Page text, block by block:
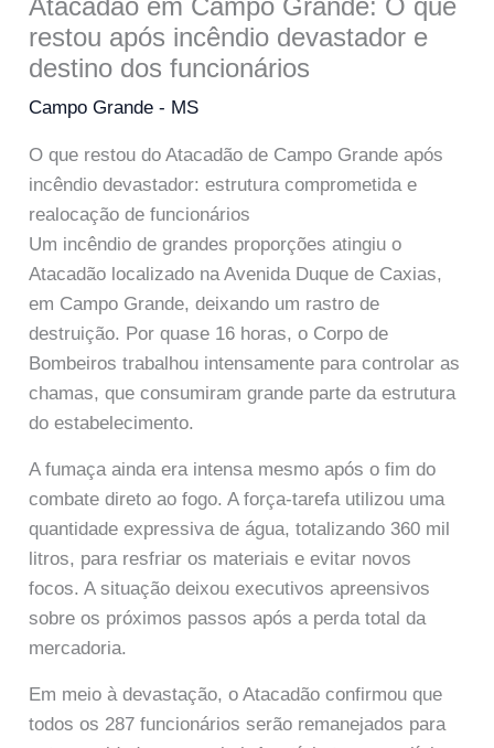
restou após incêndio devastador e
destino dos funcionários
Campo Grande - MS
O que restou do Atacadão de Campo Grande após
incêndio devastador: estrutura comprometida e
realocação de funcionários
Um incêndio de grandes proporções atingiu o
Atacadão localizado na Avenida Duque de Caxias,
em Campo Grande, deixando um rastro de
destruição. Por quase 16 horas, o Corpo de
Bombeiros trabalhou intensamente para controlar as
chamas, que consumiram grande parte da estrutura
do estabelecimento.
A fumaça ainda era intensa mesmo após o fim do
combate direto ao fogo. A força-tarefa utilizou uma
quantidade expressiva de água, totalizando 360 mil
litros, para resfriar os materiais e evitar novos
focos. A situação deixou executivos apreensivos
sobre os próximos passos após a perda total da
mercadoria.
Em meio à devastação, o Atacadão confirmou que
todos os 287 funcionários serão remanejados para